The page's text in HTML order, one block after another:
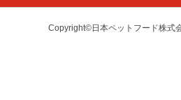
Copyright©日本ペットフード株式